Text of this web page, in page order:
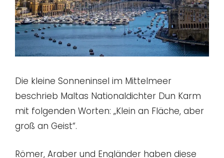
Die kleine Sonneninsel im Mittelmeer
beschrieb Maltas Nationaldichter Dun Karm
mit folgenden Worten: „Klein an Fläche, aber
groß an Geist“.
Römer, Araber und Engländer haben diese